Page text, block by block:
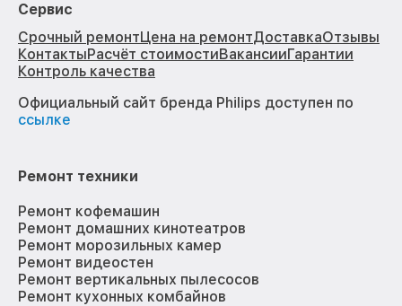
Сервис
Срочный ремонтЦена на ремонтДоставкаОтзывы
КонтактыРасчёт стоимостиВакансииГарантии
Контроль качества
Официальный сайт бренда Philips доступен по
ссылке
Ремонт техники
Ремонт кофемашин
Ремонт домашних кинотеатров
Ремонт морозильных камер
Ремонт видеостен
Ремонт вертикальных пылесосов
Ремонт кухонных комбайнов